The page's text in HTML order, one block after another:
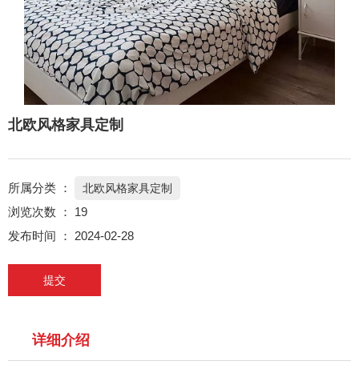
北欧风格家具定制
所属分类 ： 北欧风格家具定制
浏览次数 ： 19
发布时间 ： 2024-02-28
提交
详细介绍